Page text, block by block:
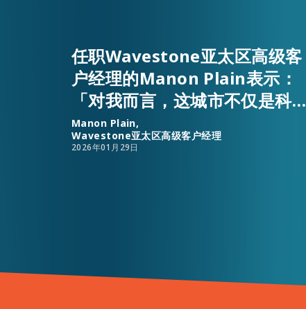
任职Wavestone亚太区高级客
户经理的Manon Plain表示：
「对我而言，这城市不仅是科创
人才高地，更充满通往成功的道
路。」
Manon Plain,
Wavestone亚太区高级客户经理
2026年01月29日